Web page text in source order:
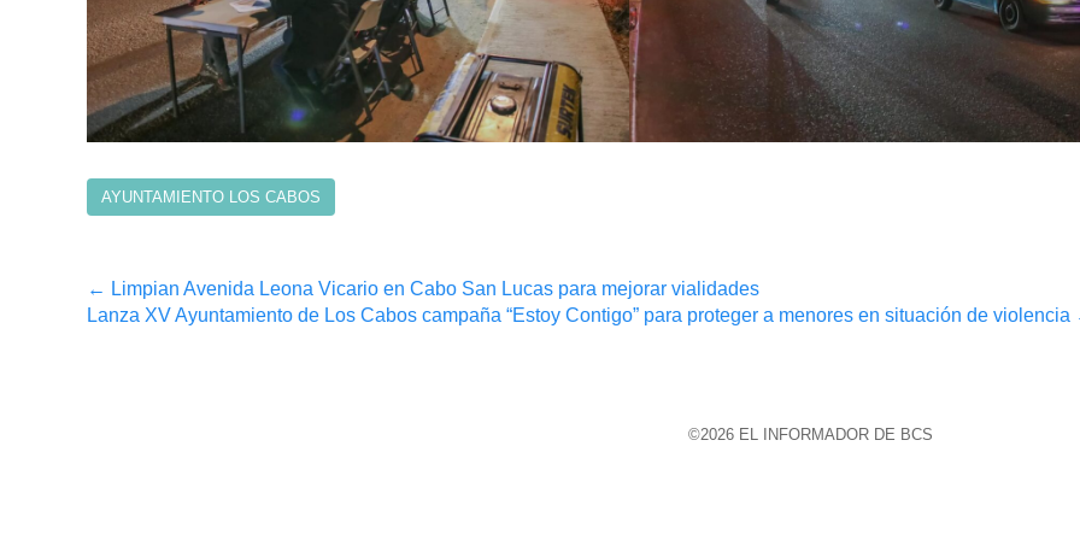
AYUNTAMIENTO LOS CABOS
Post
navigation
← Limpian Avenida Leona Vicario en Cabo San Lucas para mejorar vialidades
Lanza XV Ayuntamiento de Los Cabos campaña “Estoy Contigo” para proteger a menores en situación de violencia
©2026 EL INFORMADOR DE BCS